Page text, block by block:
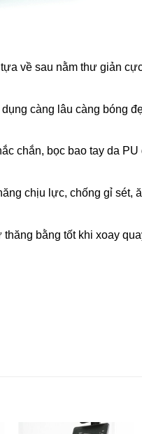
về sau nằm thư giản
càng lâu càng bóng
chắn, bọc bao tay da PU
chịu lực, chống gỉ sét,
bằng tốt khi xoay